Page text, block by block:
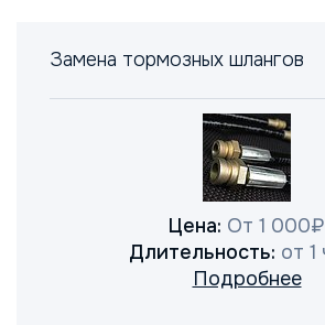
Замена тормозных шлангов
Цена: От 1 000₽
Длительность: от 1
Подробнее